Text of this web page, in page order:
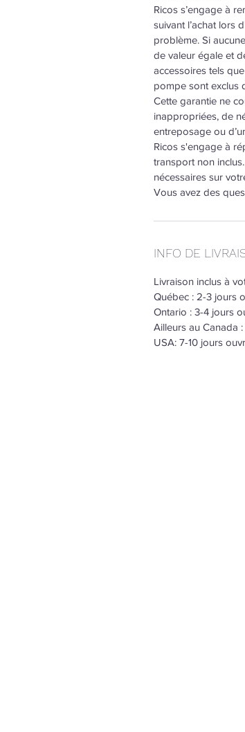
Ricos s’engage à
suivant l’achat lors
problème. Si
de valeur égale et
accessoires tels
pompe sont exclus
Cette garantie ne
inappropriées, de
entreposage ou
Ricos s'engage à
transport non
nécessaires sur
Vous avez des
INFO DE
Livraison inclus à
Québec : 2-3 jours
Ontario : 3-4 jours
Ailleurs au Canada
USA: 7-10 jours